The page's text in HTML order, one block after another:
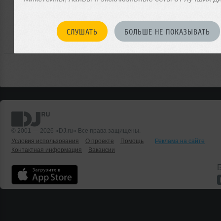
СЛУШАТЬ БОЛЬШЕ НЕ ПОКАЗЫВАТЬ
войдите на сайт
чтобы оставить комментарий
© 2001 — 2026 «DJ.ru» Все права защищены.
Условия использования
О проекте Помощь
Реклама на сайте
Контактная информация
Вакансии